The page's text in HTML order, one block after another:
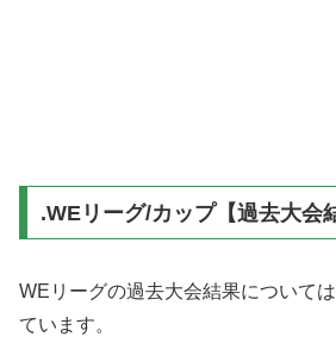
.WEリーグ/カップ【過去大会
WEリーグの過去大会結果について
ています。